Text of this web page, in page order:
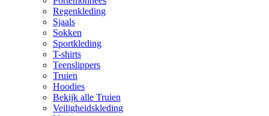
Regenkleding
Sjaals
Sokken
Sportkleding
T-shirts
Teenslippers
Truien
Hoodies
Bekijk alle Truien
Veiligheidskleding